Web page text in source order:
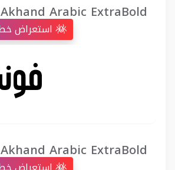
Akhand Arabic ExtraBold
Akhand Arabic ExtraBold